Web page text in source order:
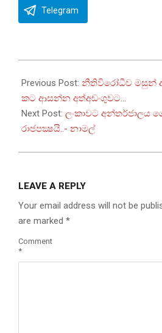
Telegram
10-
16
Previous Post: නීතිවිරෝධීව මසුන්
කට ආසන්න අත්අඩංගුවට…
Next Post: ලංකාවට අන්තර්ජාලය
රාජපක්‍ෂයි..- නාමල්
LEAVE A REPLY
Your email address will not be
are marked *
Comment
*